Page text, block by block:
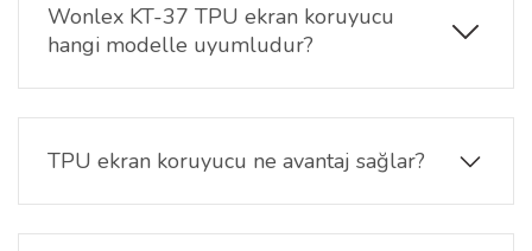
Wonlex KT-37 TPU ekran koruyucu
hangi modelle uyumludur?
Bu TPU şeffaf ekran koruyucuWonlex KT-37
çocuk akıllı saat modeli ile uyumludur ve ekran
yüzeyine uyumlu şekilde tasarlanmıştır.
TPU ekran koruyucu ne avantaj sağlar?
Esnek TPU yüzey, günlük kullanım sırasında
oluşabilecek çizik, sürtünme ve yüzey temaslarına